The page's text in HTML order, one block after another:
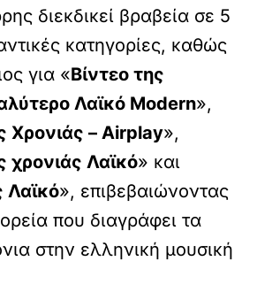
διεκδικεί βραβεία σε 5
κατηγορίες, καθώς
για «Βίντεο της
Λαϊκό Modern»,
Χρονιάς – Airplay»,
χρονιάς Λαϊκό» και
Λαϊκό», επιβεβαιώνοντας
που διαγράφει τα
στην ελληνική μουσική